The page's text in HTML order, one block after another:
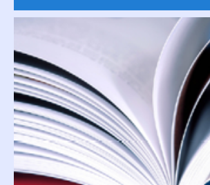
Wir scannen alle Ihre Vorlagen bis zu einer
(84,1 cm). Egal ob Foto, CAD-Plan, ob in